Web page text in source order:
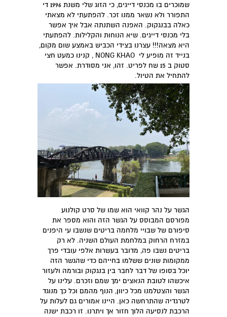
שמוכרים בו מכנסי דייגים, כי הזוג שלי משנת 1996 די
התפורר ולא נשאר ממנו זכר. להפתעתי לא מצאתי
כאלה בבנגקוק. האפנה השתנתה אבל איך אפשר
בלי מכנסי דייגים. שיא הנוחות והקלילות. להפתעתי
היא מצאה!!! עצרנו בצידי הכביש באמצע שום מקום,
בנייד זה מופיע לי NONG KHAO , קנינו כמעט חצי
סטוק ב 15 שח לפריט. זהו, אני מסודרת. אפשר
להתחיל את הטיול.
הגשר על נהר קוואי הוא שמו של סרט קולנוע
מפורסם המבוסס על הגשר הזה והוא מספר את
סיפורם של שבויי מלחמה בריטים שנשבו עי היפנים
במזרח הרחוק במלחמת העולם השניה. לא רק
בריטים נשבו פה, מדובר בעשרות אלפי עובדי פרך
ממקומות שונים ששלמו בחייהם כדי שהגשר הזה
יוכל בסופו של דבר לחבר בין בנגקוק ובורמה ולעזור
איכשהו לטובת הנאצים ימך שמם וזכרם. עלינו על
הגשר והצטלמנו מכל כיוון, הנוף מהמם וכל כך מנוגד
לטרגדיה שהתרחשה כאן. היינו אמורים גם לעלות על
הרכבת לנסיעה הלוך חזור אך ויתרנו. זו רכבת ישנה